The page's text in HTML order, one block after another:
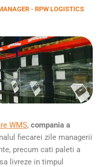
- RPW LOGISTICS
WMS, compania a
fiecarei zile managerii
precum cati paleti a
livreze in timpul